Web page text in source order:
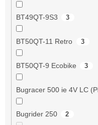
BT49QT-9S3 3
BT50QT-11 Retro 3
BT50QT-9 Ecobike 3
Bugracer 500 ie 4V LC
Bugrider 250 2